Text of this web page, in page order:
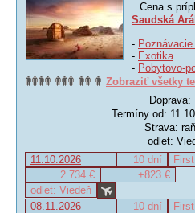
Cena s
Saudská
-
- Exotika
- Pobytovo-
Zobraziť všetky
Doprava:
Termíny od:
Strava:
odlet:
11.10.2026
10 dní
2 734 €
+823 €
odlet: Viedeň
08.11.2026
10 dní